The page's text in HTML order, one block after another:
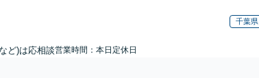
千葉県
ど)は応相談営業時間：本日定休日